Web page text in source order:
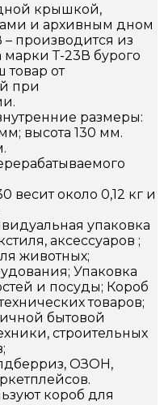
крышкой,
и архивным дном
производится из
марки Т-23В бурого
товар от
при
размеры:
высота 130 мм.
весит около 0,12 кг и
упаковка
аксессуаров ;
животных;
Упаковка
и посуды; Короб
товаров;
бытовой
строительных
ОЗОН,
короб для